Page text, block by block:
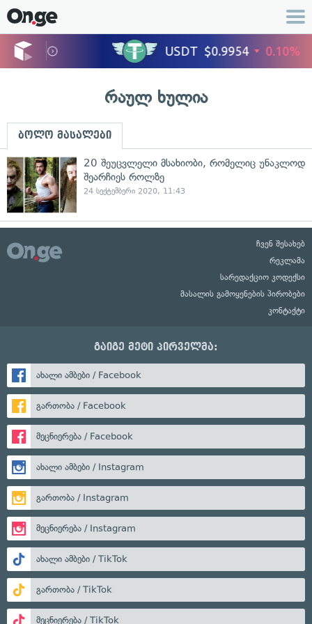
რაულ ხულია
ბოლო მასალები
20 შეუცვლელი მსახიობი, რომელიც უნაკლოდ
შეარჩიეს როლზე
24 სექტემბერი 2020, 11:43
ჩვენ შესახებ
რეკლამა
სარედაქციო კოდექსი
მასალის გამოყენების პირობები
კონტაქტი
გაიგე მეტი პირველმა:
ახალი ამბები / Facebook
გართობა / Facebook
მეცნიერება / Facebook
ახალი ამბები / Instagram
გართობა / Instagram
მეცნიერება / Instagram
ახალი ამბები / TikTok
გართობა / TikTok
მეცნიერება / TikTok